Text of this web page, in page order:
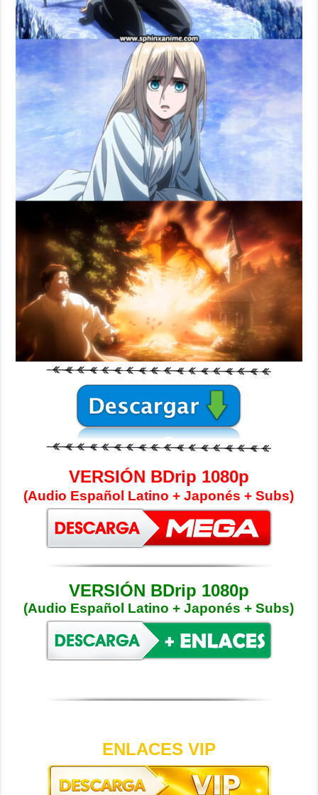
VERSIÓN BDrip 1080p
(Audio Español Latino + Japonés + Subs)
VERSIÓN BDrip 1080p
(Audio Español Latino + Japonés + Subs)
ENLACES VIP